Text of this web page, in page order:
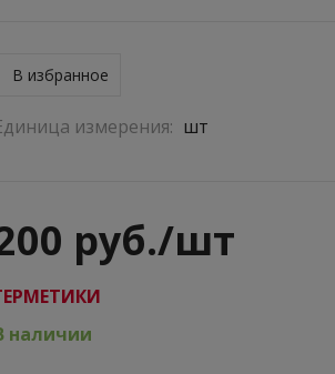
В избранное
измерения: шт
руб./шт
наличии